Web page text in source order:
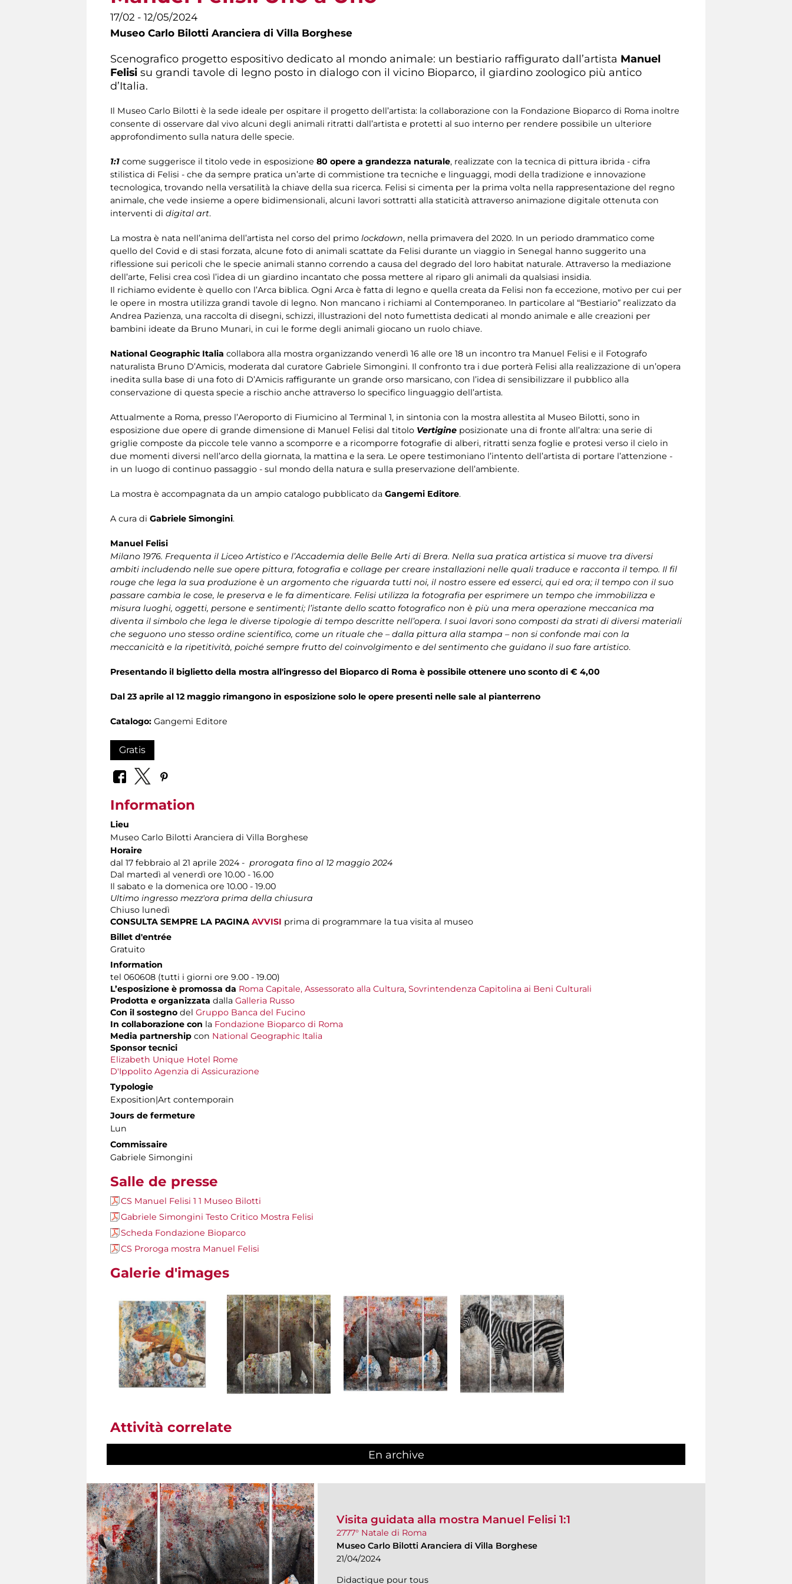
17/02 - 12/05/2024
Museo Carlo Bilotti Aranciera di Villa Borghese
Scenografico progetto espositivo dedicato al mondo animale: un bestiario raffigurato dall’artista Manuel
Felisi su grandi tavole di legno posto in dialogo con il vicino Bioparco, il giardino zoologico più antico
d’Italia.
Il Museo Carlo Bilotti è la sede ideale per ospitare il progetto dell’artista: la collaborazione con la Fondazione Bioparco di Roma inoltre
consente di osservare dal vivo alcuni degli animali ritratti dall’artista e protetti al suo interno per rendere possibile un ulteriore
approfondimento sulla natura delle specie.
1:1 come suggerisce il titolo vede in esposizione 80 opere a grandezza naturale, realizzate con la tecnica di pittura ibrida - cifra
stilistica di Felisi - che da sempre pratica un’arte di commistione tra tecniche e linguaggi, modi della tradizione e innovazione
tecnologica, trovando nella versatilità la chiave della sua ricerca. Felisi si cimenta per la prima volta nella rappresentazione del regno
animale, che vede insieme a opere bidimensionali, alcuni lavori sottratti alla staticità attraverso animazione digitale ottenuta con
interventi di digital art.
La mostra è nata nell’anima dell’artista nel corso del primo lockdown, nella primavera del 2020. In un periodo drammatico come
quello del Covid e di stasi forzata, alcune foto di animali scattate da Felisi durante un viaggio in Senegal hanno suggerito una
riflessione sui pericoli che le specie animali stanno correndo a causa del degrado del loro habitat naturale. Attraverso la mediazione
dell’arte, Felisi crea così l’idea di un giardino incantato che possa mettere al riparo gli animali da qualsiasi insidia.
Il richiamo evidente è quello con l’Arca biblica. Ogni Arca è fatta di legno e quella creata da Felisi non fa eccezione, motivo per cui per
le opere in mostra utilizza grandi tavole di legno. Non mancano i richiami al Contemporaneo. In particolare al “Bestiario” realizzato da
Andrea Pazienza, una raccolta di disegni, schizzi, illustrazioni del noto fumettista dedicati al mondo animale e alle creazioni per
bambini ideate da Bruno Munari, in cui le forme degli animali giocano un ruolo chiave.
National Geographic Italia collabora alla mostra organizzando venerdì 16 alle ore 18 un incontro tra Manuel Felisi e il Fotografo
naturalista Bruno D’Amicis, moderata dal curatore Gabriele Simongini. Il confronto tra i due porterà Felisi alla realizzazione di un’opera
inedita sulla base di una foto di D’Amicis raffigurante un grande orso marsicano, con l’idea di sensibilizzare il pubblico alla
conservazione di questa specie a rischio anche attraverso lo specifico linguaggio dell’artista.
Attualmente a Roma, presso l’Aeroporto di Fiumicino al Terminal 1, in sintonia con la mostra allestita al Museo Bilotti, sono in
esposizione due opere di grande dimensione di Manuel Felisi dal titolo Vertigine posizionate una di fronte all’altra: una serie di
griglie composte da piccole tele vanno a scomporre e a ricomporre fotografie di alberi, ritratti senza foglie e protesi verso il cielo in
due momenti diversi nell’arco della giornata, la mattina e la sera. Le opere testimoniano l’intento dell’artista di portare l’attenzione -
in un luogo di continuo passaggio - sul mondo della natura e sulla preservazione dell’ambiente.
La mostra è accompagnata da un ampio catalogo pubblicato da Gangemi Editore.
A cura di Gabriele Simongini.
Manuel Felisi
Milano 1976. Frequenta il Liceo Artistico e l’Accademia delle Belle Arti di Brera. Nella sua pratica artistica si muove tra diversi
ambiti includendo nelle sue opere pittura, fotografia e collage per creare installazioni nelle quali traduce e racconta il tempo. Il fil
rouge che lega la sua produzione è un argomento che riguarda tutti noi, il nostro essere ed esserci, qui ed ora; il tempo con il suo
passare cambia le cose, le preserva e le fa dimenticare. Felisi utilizza la fotografia per esprimere un tempo che immobilizza e
misura luoghi, oggetti, persone e sentimenti; l’istante dello scatto fotografico non è più una mera operazione meccanica ma
diventa il simbolo che lega le diverse tipologie di tempo descritte nell’opera. I suoi lavori sono composti da strati di diversi materiali
che seguono uno stesso ordine scientifico, come un rituale che – dalla pittura alla stampa – non si confonde mai con la
meccanicità e la ripetitività, poiché sempre frutto del coinvolgimento e del sentimento che guidano il suo fare artistico.
Presentando il biglietto della mostra all'ingresso del Bioparco di Roma è possibile ottenere uno sconto di € 4,00
Dal 23 aprile al 12 maggio rimangono in esposizione solo le opere presenti nelle sale al pianterreno
Catalogo: Gangemi Editore
Gratis
Information
Lieu
Museo Carlo Bilotti Aranciera di Villa Borghese
Horaire
dal 17 febbraio al 21 aprile 2024 - prorogata fino al 12 maggio 2024
Dal martedì al venerdì ore 10.00 - 16.00
Il sabato e la domenica ore 10.00 - 19.00
Ultimo ingresso mezz'ora prima della chiusura
Chiuso lunedì
CONSULTA SEMPRE LA PAGINA AVVISI prima di programmare la tua visita al museo
Billet d'entrée
Gratuito
Information
tel 060608 (tutti i giorni ore 9.00 - 19.00)
L’esposizione è promossa da Roma Capitale, Assessorato alla Cultura, Sovrintendenza Capitolina ai Beni Culturali
Prodotta e organizzata dalla Galleria Russo
Con il sostegno del Gruppo Banca del Fucino
In collaborazione con la Fondazione Bioparco di Roma
Media partnership con National Geographic Italia
Sponsor tecnici
Elizabeth Unique Hotel Rome
D'Ippolito Agenzia di Assicurazione
Typologie
Exposition|Art contemporain
Jours de fermeture
Lun
Commissaire
Gabriele Simongini
Salle de presse
CS Manuel Felisi 1 1 Museo Bilotti
Gabriele Simongini Testo Critico Mostra Felisi
Scheda Fondazione Bioparco
CS Proroga mostra Manuel Felisi
Galerie d'images
Attività correlate
En archive
Visita guidata alla mostra Manuel Felisi 1:1
2777° Natale di Roma
Museo Carlo Bilotti Aranciera di Villa Borghese
21/04/2024
Didactique pour tous